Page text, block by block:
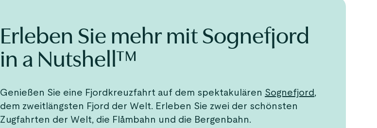
Erleben Sie mehr mit Sognefjord
in a Nutshell™
Genießen Sie eine Fjordkreuzfahrt auf dem spektakulären Sognefjord,
dem zweitlängsten Fjord der Welt. Erleben Sie zwei der schönsten
Zugfahrten der Welt, die Flåmbahn und die Bergenbahn.